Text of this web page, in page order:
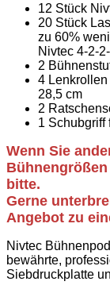
12 Stück
20 Stück
zu 60%
Nivtec 4-2-
2
4 Lenkrollen
28,5 cm
2
1 Schubgriff
Wenn Sie
bitte.
Gerne
Angebot zu
Nivtec
bewährte,
Siebdruckplatte